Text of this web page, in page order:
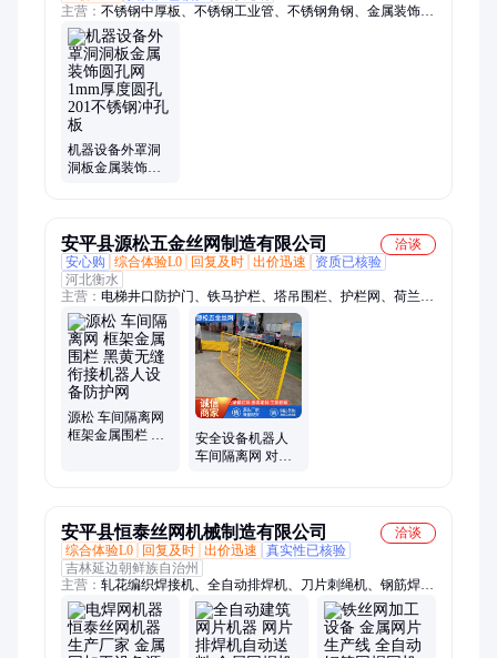
主营： 不锈钢中厚板、不锈钢工业管、不锈钢角钢、金属装饰圆
孔网、不锈钢无缝管、不锈钢圆钢、304钢板、不锈钢卷、不锈
钢镜面板、304不锈钢板、304钢棒、00cr19ni10钢板、不锈钢
带、304不锈钢带、2205圆管、304不锈钢管、321不锈钢板、
316l不锈钢板、310s不锈钢板、2205不锈钢板、2507不锈钢板、
201不锈钢板、拉丝板、不锈钢天沟、不锈钢水槽
机器设备外罩洞
洞板金属装饰圆
安平县源松五金丝网制造有限公司
洽谈
安心购
综合体验L0 回复及时 出价迅速
资质已核验
河北衡水
主营： 电梯井口防护门、铁马护栏、塔吊围栏、护栏网、荷兰
网、电焊网、防暴阻隔网、六角网、基坑护栏网、勾花网、石笼
网、塑料平网、尼龙网、冲孔网、钢板网、轧花网、不锈钢网、
矿用支护网片、刀片刺网、钢筋网片、镀锌美格网、网格布、金
刚网、钢格板
源松 车间隔离网
框架金属围栏 黑
安全设备机器人
车间隔离网 对开
安平县恒泰丝网机械制造有限公司
洽谈
综合体验L0
回复及时 出价迅速
真实性已核验
吉林延边朝鲜族自治州
主营： 轧花编织焊接机、全自动排焊机、刀片刺绳机、钢筋焊网
机、全自动焊网机、矿用网焊网机、钢筋网焊机、建筑网片机、
荷兰网机、砖带网机、电焊网机、养殖网机、数控护栏焊网机、
全自动勾花网机、菱形网机、六角网机、网片机、轧花网编织焊